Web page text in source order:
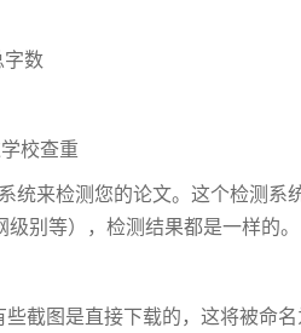
数
校查重
统来检测您的论文。这个检测
别等），检测结果都是一样的。
图是直接下载的，这将被命名